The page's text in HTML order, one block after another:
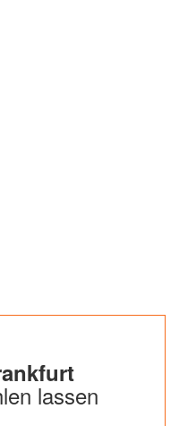
lassen